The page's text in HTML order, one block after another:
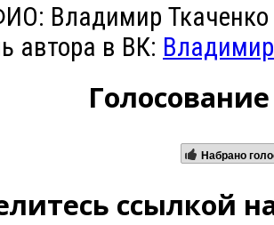
Владимир Ткаченко
автора в ВК:
Набрано
ссылкой